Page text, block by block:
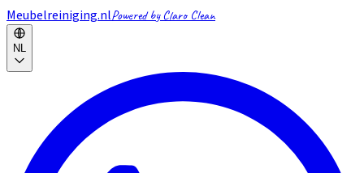
Meubelreiniging.nlPowered by Claro Clean
NL